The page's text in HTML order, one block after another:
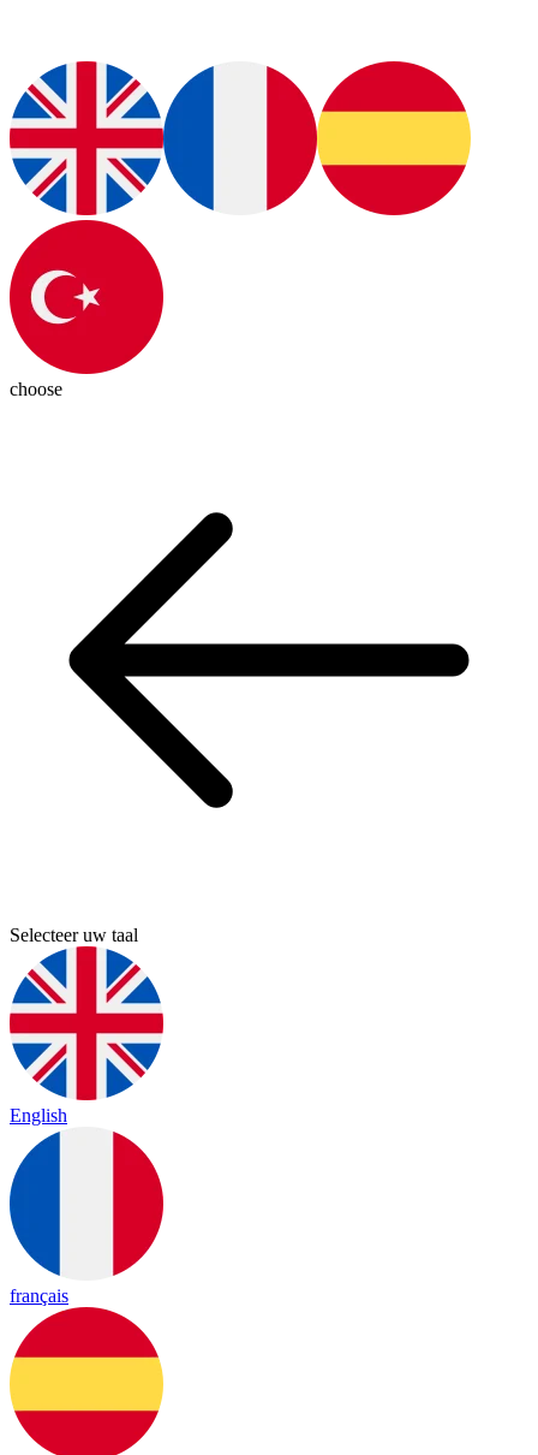
choose
Selecteer uw taal
English
français